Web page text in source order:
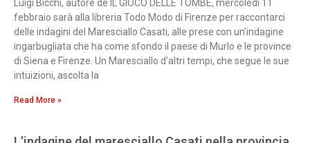
Luigi Bicchi, autore de IL GIOCO DELLE TOMBE, mercoledì 11
febbraio sarà alla libreria Todo Modo di Firenze per raccontarci
delle indagini del Maresciallo Casati, alle prese con un’indagine
ingarbugliata che ha come sfondo il paese di Murlo e le province
di Siena e Firenze. Un Maresciallo d’altri tempi, che segue le sue
intuizioni, ascolta la
Read More »